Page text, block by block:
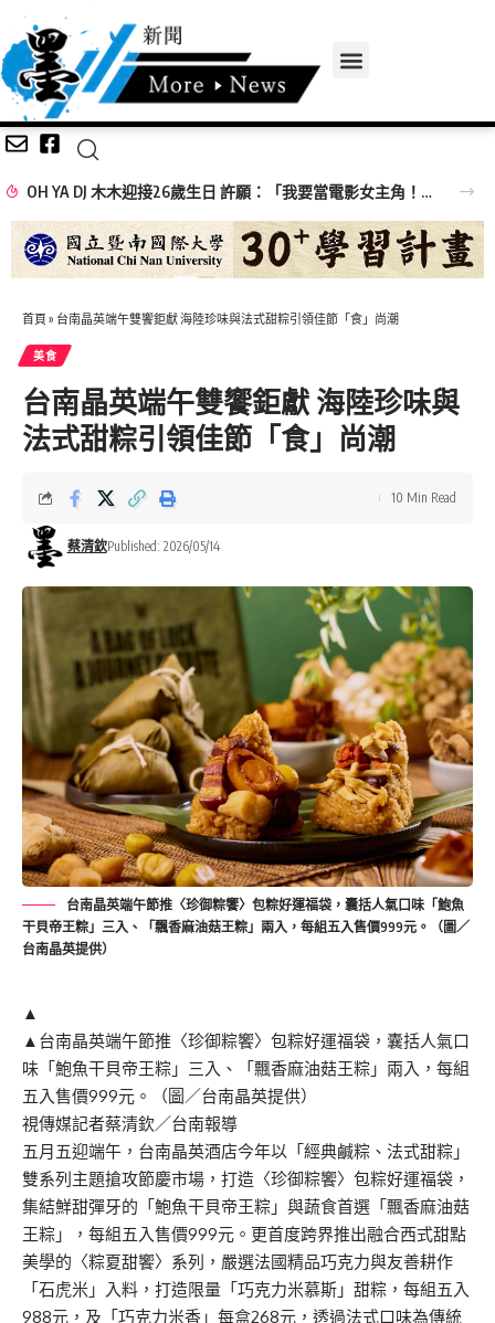
OH YA DJ 木木迎接26歲生日 許願：「我要當電影女主角！」
首頁 » 台南晶英端午雙饗鉅獻 海陸珍味與法式甜粽引領佳節「食」尚潮
美食
台南晶英端午雙饗鉅獻 海陸珍味與
法式甜粽引領佳節「食」尚潮
蔡清欽Published: 2026/05/14
10 Min Read
台南晶英端午節推〈珍御粽饗〉包粽好運福袋，囊括人氣口味「鮑魚
干貝帝王粽」三入、「飄香麻油菇王粽」兩入，每組五入售價999元。（圖／
台南晶英提供）
▲
▲台南晶英端午節推〈珍御粽饗〉包粽好運福袋，囊括人氣口
味「鮑魚干貝帝王粽」三入、「飄香麻油菇王粽」兩入，每組
五入售價999元。（圖／台南晶英提供）
視傳媒記者蔡清欽／台南報導
五月五迎端午，台南晶英酒店今年以「經典鹹粽、法式甜粽」
雙系列主題搶攻節慶市場，打造〈珍御粽饗〉包粽好運福袋，
集結鮮甜彈牙的「鮑魚干貝帝王粽」與蔬食首選「飄香麻油菇
王粽」，每組五入售價999元。更首度跨界推出融合西式甜點
美學的〈粽夏甜饗〉系列，嚴選法國精品巧克力與友善耕作
「石虎米」入料，打造限量「巧克力米慕斯」甜粽，每組五入
988元，及「巧克力米香」每盒268元，透過法式口味為傳統